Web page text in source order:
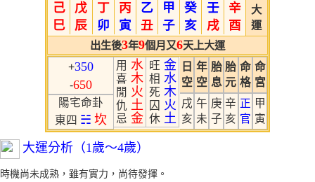
大
運
辛
酉
壬
戌
癸
亥
甲
子
乙
丑
丙
寅
丁
卯
戊
辰
己
巳
出生後3年9個月又6天上大運
命
宮
命
格
胎
元
胎
息
年
空
日
空
甲
寅
正
官
辛
亥
庚
子
午
未
戌
亥
旺 金
相 水
死 木
囚 火
休 土
用 水
喜 木
閒 火
仇 土
忌 金
+350
-650
陽宅命卦
東四 ☵ 坎
大運分析（1歲～4歲）
時機尚未成熟，雖有實力，尚待發揮。